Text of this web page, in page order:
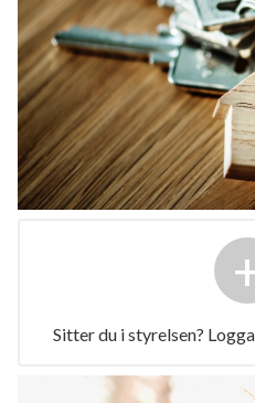
Sitter du i styrelsen?